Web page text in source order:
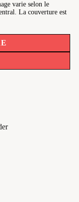
varie selon le
La couverture est